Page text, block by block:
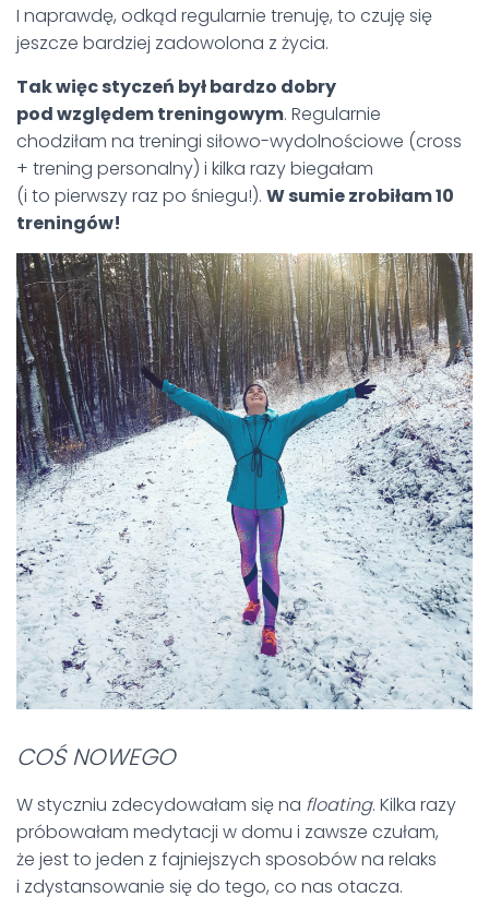
I naprawdę, odkąd regularnie trenuję, to czuję się
jeszcze bardziej zadowolona z życia.
Tak więc styczeń był bardzo dobry
pod względem treningowym. Regularnie
chodziłam na treningi siłowo-wydolnościowe (cross
+ trening personalny) i kilka razy biegałam
(i to pierwszy raz po śniegu!). W sumie zrobiłam 10
treningów!
COŚ NOWEGO
W styczniu zdecydowałam się na floating. Kilka razy
próbowałam medytacji w domu i zawsze czułam,
że jest to jeden z fajniejszych sposobów na relaks
i zdystansowanie się do tego, co nas otacza.